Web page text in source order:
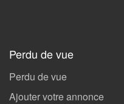
Perdu de vue
Perdu de vue
Ajouter votre annonce